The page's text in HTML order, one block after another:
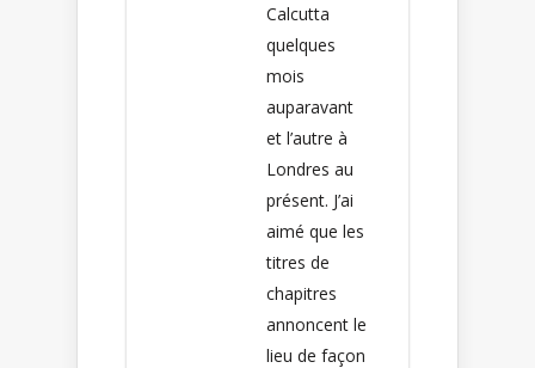
Calcutta
quelques
mois
auparavant
et l’autre à
Londres au
présent. J’ai
aimé que les
titres de
chapitres
annoncent le
lieu de façon